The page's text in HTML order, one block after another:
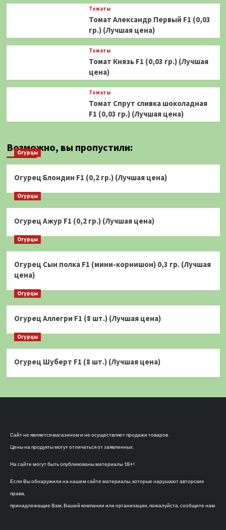
Томаты
Томат Александр Первый F1 (0,03
гр.) (Лучшая цена)
Томаты
Томат Князь F1 (0,03 гр.) (Лучшая
цена)
Томаты
Томат Спрут сливка шоколадная
F1 (0,03 гр.) (Лучшая цена)
Возможно, вы пропустили:
Огурцы
Огурец Блондин F1 (0,2 гр.) (Лучшая цена)
Огурцы
Огурец Ажур F1 (0,2 гр.) (Лучшая цена)
Огурцы
Огурец Сын полка F1 (мини-корнишон) 0,3 гр. (Лучшая
цена)
Огурцы
Огурец Аллегри F1 (8 шт.) (Лучшая цена)
Огурцы
Огурец Шуберт F1 (8 шт.) (Лучшая цена)
Сайт не является магазином и не осуществляет продажи товаров.
Цены на продукты могут отличаться от заявленных.
На сайте могут быть опубликованы материалы 18+!
Если Вы обнаружили на нашем сайте материалы, которые нарушают авторские
права,
принадлежащие Вам, Вашей компании или организации, пожалуйста, сообщите нам.